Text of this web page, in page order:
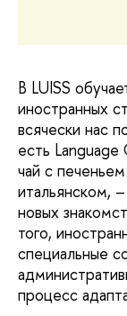
В LUISS
иностранных
всячески нас
есть
чай с
итальянском,
новых
того,
специальные
процесс